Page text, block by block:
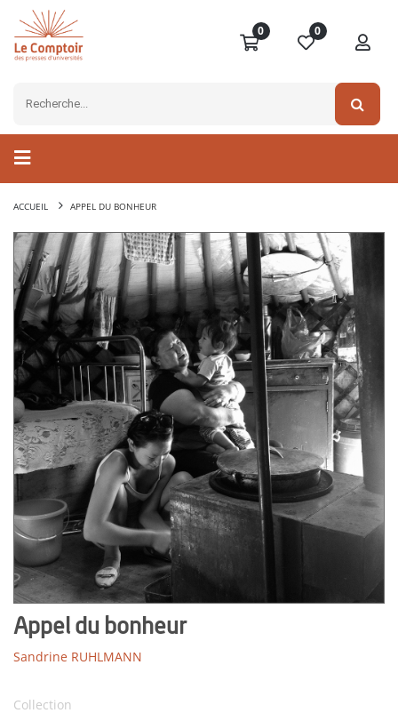
0 0
ACCUEIL APPEL DU BONHEUR
Appel du bonheur
Sandrine RUHLMANN
Collection